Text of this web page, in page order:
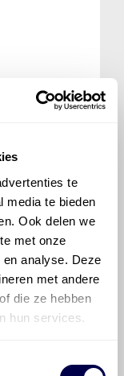
te
media te bieden
Ook delen we
met onze
analyse. Deze
met andere
die ze hebben
hun services.